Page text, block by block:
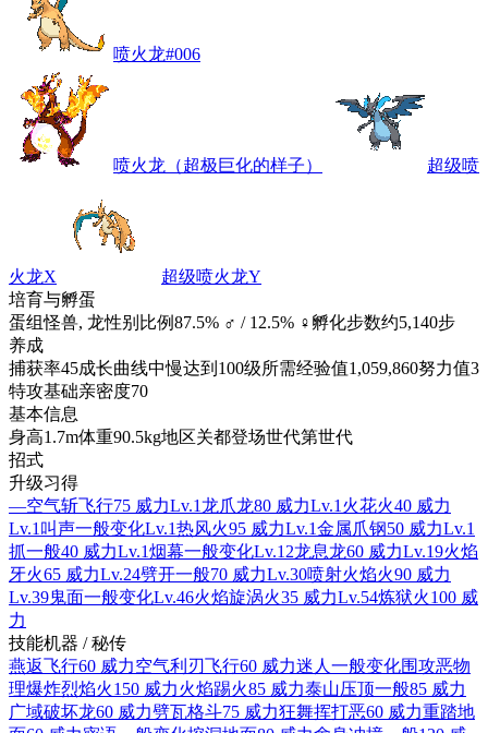
喷火龙#006
喷火龙（超极巨化的样子） 超级喷
火龙X
超级喷火龙Y
培育与孵蛋
蛋组怪兽, 龙性别比例87.5% ♂ / 12.5% ♀ 孵化步数约5,140步
养成
捕获率45成长曲线中慢达到100级所需经验值1,059,860努力值3
特攻基础亲密度70
基本信息
身高1.7m体重90.5kg地区关都登场世代第世代
招式
升级习得
—空气斩飞行75 威力Lv.1龙爪龙80 威力Lv.1 火花火40 威力
Lv.1 叫声一般变化Lv.1热风火95 威力Lv.1金属爪钢50 威力Lv.1
抓一般40 威力Lv.1烟幕一般变化Lv.12龙息龙60 威力Lv.19火焰
牙火65 威力Lv.24劈开一般70 威力Lv.30喷射火焰火90 威力
Lv.39鬼面一般变化Lv.46火焰旋涡火35 威力Lv.54炼狱火100 威
力
技能机器 / 秘传
燕返飞行60 威力空气利刃飞行60 威力迷人 一般变化围攻恶物
理爆炸烈焰火150 威力火焰踢火85 威力泰山压顶一般85 威力
广域破坏龙60 威力劈瓦格斗75 威力狂舞挥打恶60 威力重踏地